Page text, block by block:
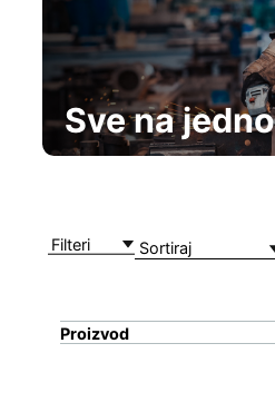
Sve na
Filteri
Proizvod